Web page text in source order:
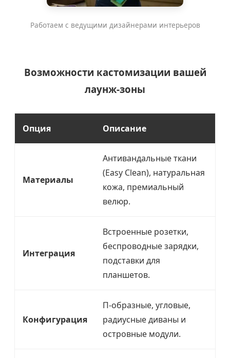
Работаем с ведущими дизайнерами интерьеров
Возможности кастомизации вашей
лаунж-зоны
Опция Описание
Материалы
Антивандальные ткани
(Easy Clean), натуральная
кожа, премиальный
велюр.
Интеграция
Встроенные розетки,
беспроводные зарядки,
подставки для
планшетов.
Конфигурация
П-образные, угловые,
радиусные диваны и
островные модули.